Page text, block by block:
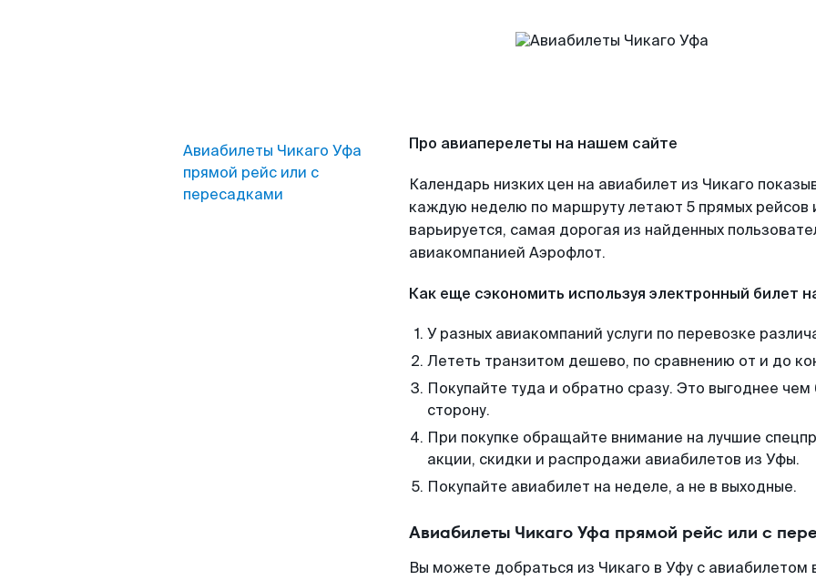
Авиабилеты Чикаго Уфа
прямой рейс или с
пересадками
Про авиаперелеты на нашем сайте
Календарь низких цен на авиабилет из Чикаго
каждую неделю по маршруту летают 5 прямых рейсов
варьируется, самая дорогая из найденных
авиакомпанией Аэрофлот.
Как еще сэкономить используя электронный билет
У разных авиакомпаний услуги по перевозке
Лететь транзитом дешево, по сравнению от и до
Покупайте туда и обратно сразу. Это выгоднее
сторону.
При покупке обращайте внимание на лучшие
акции, скидки и распродажи авиабилетов из Уфы.
Покупайте авиабилет на неделе, а не в выходные.
Авиабилеты Чикаго Уфа прямой рейс или с
Вы можете добраться из Чикаго в Уфу с авиабилетом